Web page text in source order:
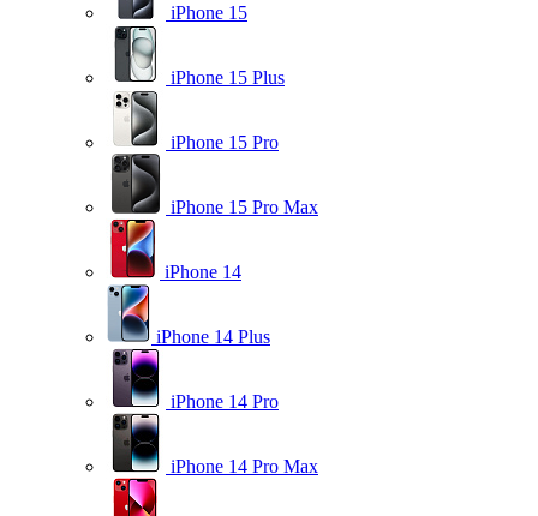
iPhone 15
iPhone 15 Plus
iPhone 15 Pro
iPhone 15 Pro Max
iPhone 14
iPhone 14 Plus
iPhone 14 Pro
iPhone 14 Pro Max